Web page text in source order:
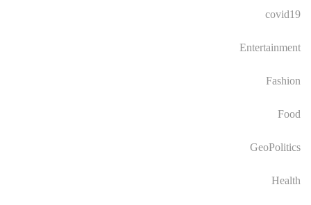
covid19
Entertainment
Fashion
Food
GeoPolitics
Health